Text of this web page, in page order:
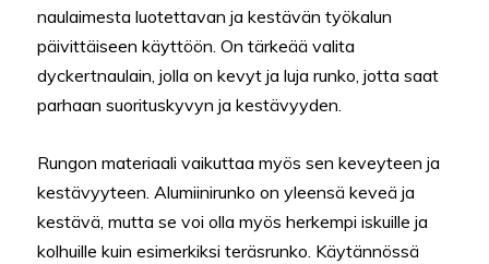
naulaimesta luotettavan ja kestävän työkalun
päivittäiseen käyttöön. On tärkeää valita
dyckertnaulain, jolla on kevyt ja luja runko, jotta saat
parhaan suorituskyvyn ja kestävyyden.
Rungon materiaali vaikuttaa myös sen keveyteen ja
kestävyyteen. Alumiinirunko on yleensä keveä ja
kestävä, mutta se voi olla myös herkempi iskuille ja
kolhuille kuin esimerkiksi teräsrunko. Käytännössä